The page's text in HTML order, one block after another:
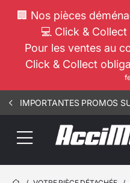
🏢 Nos pièces
💻 Click &
Pour les ventes au
Click & Collect